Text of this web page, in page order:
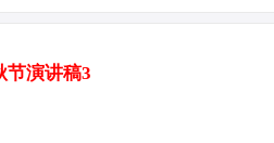
节演讲稿3